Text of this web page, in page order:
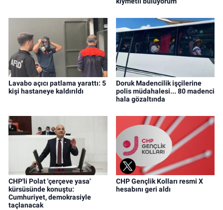
Lavabo açıcı patlama yarattı: 5
kişi hastaneye kaldırıldı
Doruk Madencilik işçilerine
polis müdahalesi... 80 madenci
hala gözaltında
CHP'li Polat 'çerçeve yasa'
kürsüsünde konuştu:
Cumhuriyet, demokrasiyle
taçlanacak
CHP Gençlik Kolları resmi X
hesabını geri aldı